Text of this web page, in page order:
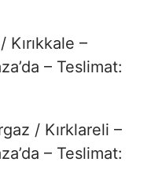
Kırıkkale –
– Teslimat:
/ Kırklareli –
– Teslimat: